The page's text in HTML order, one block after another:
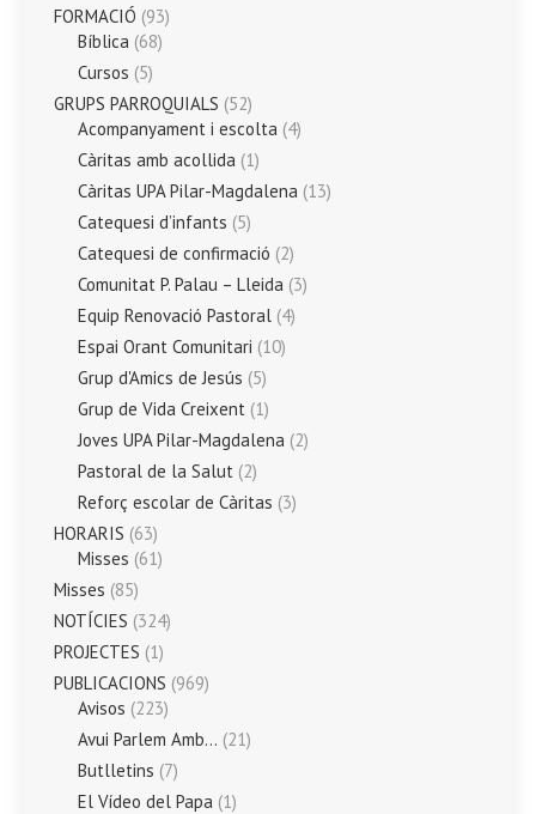
FORMACIÓ (93)
Bíblica (68)
Cursos (5)
GRUPS PARROQUIALS (52)
Acompanyament i escolta (4)
Càritas amb acollida (1)
Càritas UPA Pilar-Magdalena (13)
Catequesi d’infants (5)
Catequesi de confirmació (2)
Comunitat P. Palau – Lleida (3)
Equip Renovació Pastoral (4)
Espai Orant Comunitari (10)
Grup d'Amics de Jesús (5)
Grup de Vida Creixent (1)
Joves UPA Pilar-Magdalena (2)
Pastoral de la Salut (2)
Reforç escolar de Càritas (3)
HORARIS (63)
Misses (61)
Misses (85)
NOTÍCIES (324)
PROJECTES (1)
PUBLICACIONS (969)
Avisos (223)
Avui Parlem Amb… (21)
Butlletins (7)
El Vídeo del Papa (1)